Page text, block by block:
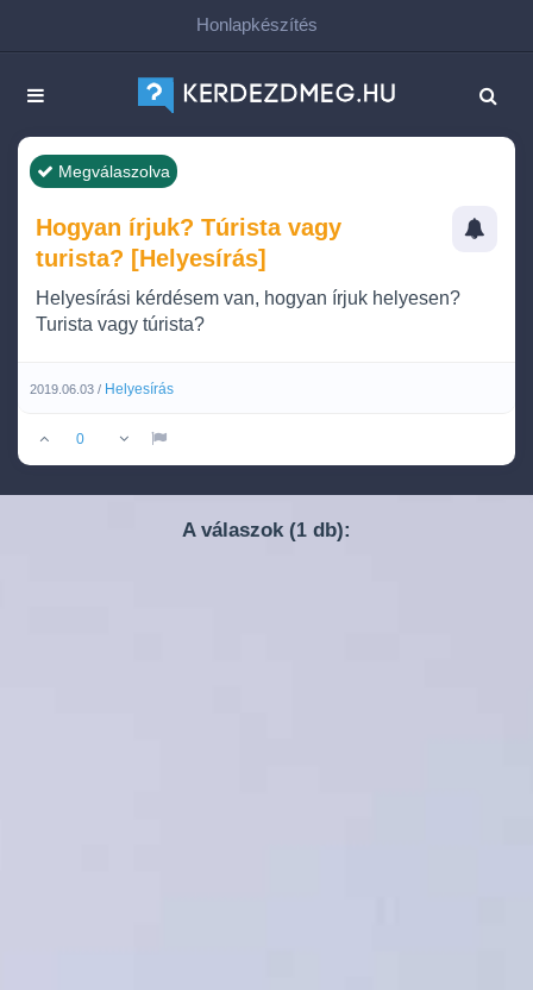
Honlapkészítés
Megválaszolva
Hogyan írjuk? Túrista vagy
turista? [Helyesírás]
Helyesírási kérdésem van, hogyan írjuk helyesen?
Turista vagy túrista?
2019.06.03 / Helyesírás
0
A válaszok (1 db):